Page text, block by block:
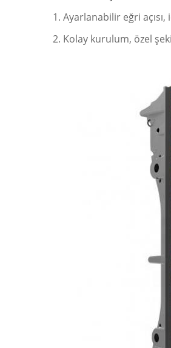
1. Ayarlanabilir eğri
2. Kolay kurulum, özel